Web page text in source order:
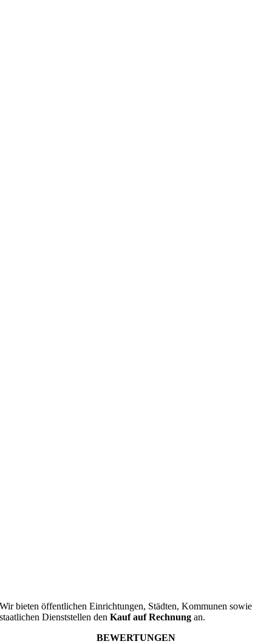
Wir bieten öffentlichen Einrichtungen, Städten, Kommunen sowie
staatlichen Dienststellen denKauf auf Rechnung an.
BEWERTUNGEN